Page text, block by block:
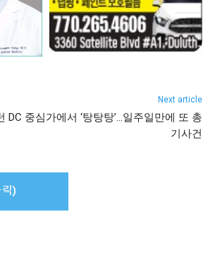
Next article
DC 중심가에서 ‘탕탕탕’…일주일만에 또 총
기사건